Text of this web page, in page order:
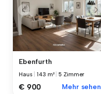
Ebenfurth
Haus |143 m² |5 Zimmer
€ 900 Mehr sehen